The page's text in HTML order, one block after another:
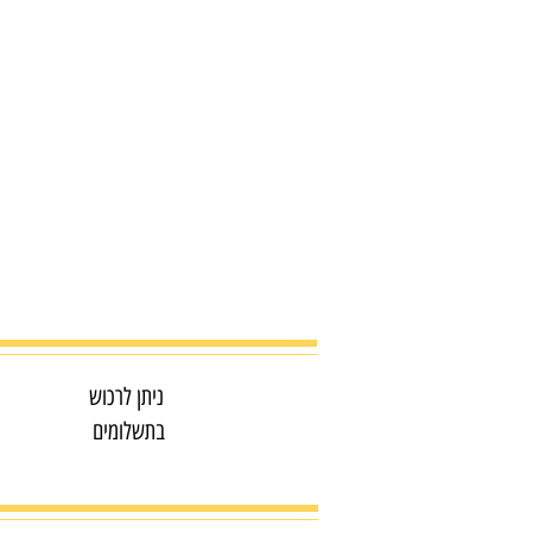
ניתן לרכוש
בתשלומים